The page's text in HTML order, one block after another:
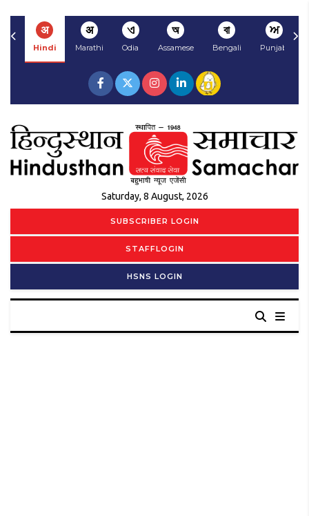
अ
Hindi
अ
Marathi
ଏ
Odia
অ
Assamese
বা
Bengali
ਅ
Punjabi
Saturday, 8 August, 2026
SUBSCRIBER LOGIN
STAFFLOGIN
HSNS LOGIN